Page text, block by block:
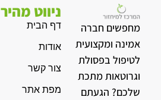
מחפשים חברה
אמינה ומקצועית
לטיפול בפסולת
וגרוטאות מתכת
שלכם? הגעתם
ניווט מהיר
דף הבית
אודות
צור קשר
מפת אתר